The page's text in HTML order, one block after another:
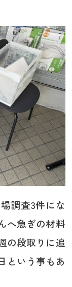
調査3件にな
へ急ぎの材料
の段取りに追
という事もあ